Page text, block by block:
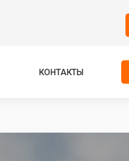
КОНТАКТЫ